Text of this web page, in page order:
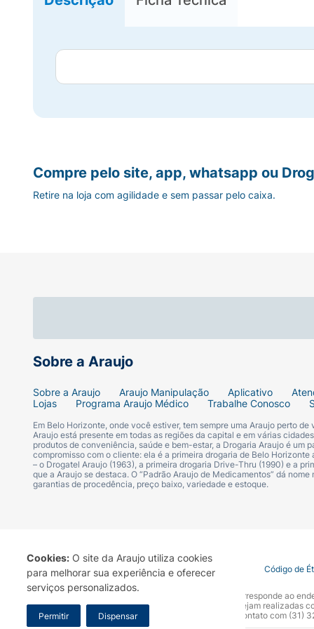
Cookies: O site da Araujo utiliza cookies
para melhorar sua experiência e oferecer
serviços personalizados.
Permitir Dispensar
Sobre a Araujo
Sobre a Araujo Araujo Manipulação Aplicativo
Lojas
Programa Araujo Médico Trabalhe Conosco
Em Belo Horizonte, onde você estiver, tem sempre uma Araujo perto
Araujo está presente em todas as regiões da capital e em várias
produtos de conveniência, saúde e bem-estar, a Drogaria Araujo é um
compromisso com o cliente: ela é a primeira drogaria de Belo
– o Drogatel Araujo (1963), a primeira drogaria Drive-Thru (1990) e a
que a Araujo se destaca. O “Padrão Araujo de Medicamentos” dá
garantias de procedência, preço baixo, variedade e estoque.
Compre pelo site, app, whatsapp ou
Retire na loja com agilidade e sem passar pelo caixa.
Termo de Uso Portal da Privacidade Covid-19 Código de
A Drogaria Araujo S/A informa que o seu site oficial corresponde ao
marca. Para sua segurança recomendamos que não sejam realizadas
Araujo S.A. Em caso de dúvidas, gentileza entrar em contato com (31)